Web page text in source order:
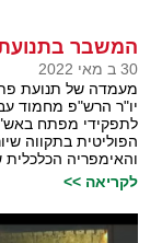
המשבר
30 ב מאי 2022
מעמדה של תנועת
יו"ר הרש"פ מחמוד
לתפקידי מפתח
הפוליטית בתקווה
והאימפריה הכלכלית
לקריאה >>